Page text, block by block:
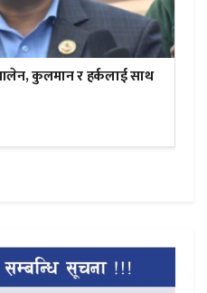
कुलमान र हर्कलाई साथ